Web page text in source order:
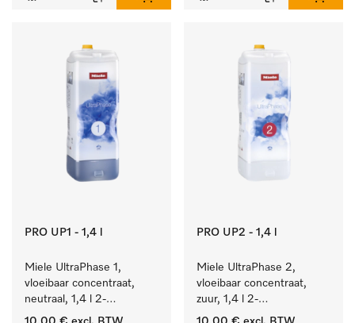
PRO UP1 - 1,4 l
Miele UltraPhase 1,
vloeibaar concentraat,
neutraal, 1,4 l 2-
componentenwasmiddel
PRO UP2 - 1,4 l
Miele UltraPhase 2,
vloeibaar concentraat,
zuur, 1,4 l 2-
componentenwasmiddel